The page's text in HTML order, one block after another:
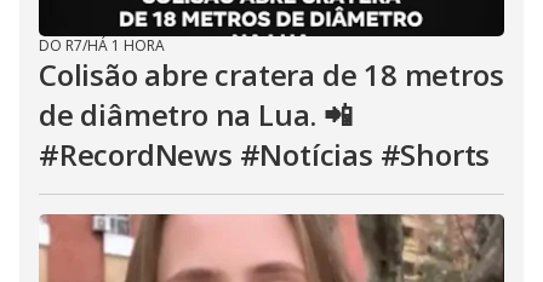
DO R7/HÁ 1 HORA
Colisão abre cratera de 18 metros
de diâmetro na Lua. 📲
#RecordNews #Notícias #Shorts